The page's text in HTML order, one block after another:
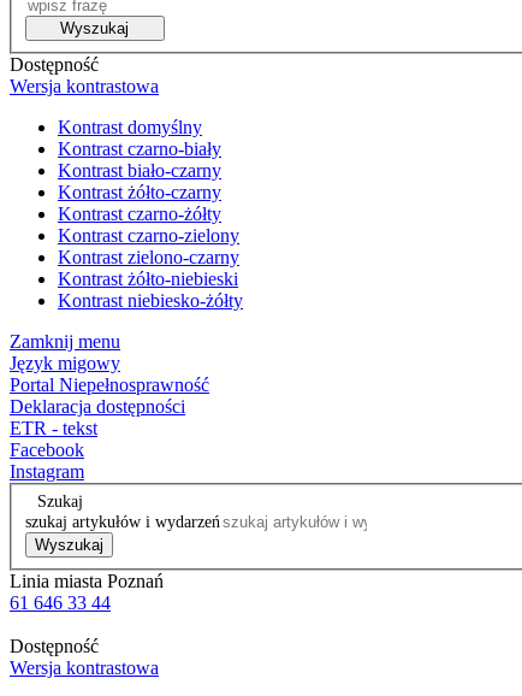
Wyszukaj
Dostępność
Wersja kontrastowa
Kontrast domyślny
Kontrast czarno-biały
Kontrast biało-czarny
Kontrast żółto-czarny
Kontrast czarno-żółty
Kontrast czarno-zielony
Kontrast zielono-czarny
Kontrast żółto-niebieski
Kontrast niebiesko-żółty
Zamknij menu
Język migowy
Portal Niepełnosprawność
Deklaracja dostępności
ETR - tekst
Facebook
Instagram
Szukaj
szukaj artykułów i wydarzeń
Wyszukaj
Linia miasta Poznań
61 646 33 44
Dostępność
Wersja kontrastowa